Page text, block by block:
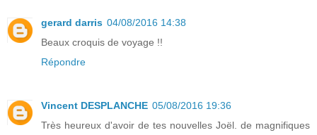
gerard darris 04/08/2016 14:38
Beaux croquis de voyage !!
Répondre
Vincent DESPLANCHE 05/08/2016 19:36
Très heureux d'avoir de tes nouvelles Joël. de magnifiques